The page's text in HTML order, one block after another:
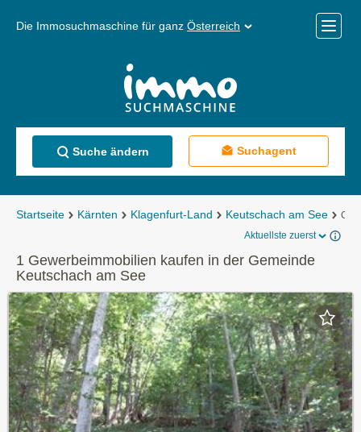
Die Immosuchmaschine für ganz Österreich
Menü
Suche ändern Suchagent
Startseite Kärnten Klagenfurt-Land Keutschach am See
Aktuellste zuerst
1 Gewerbeimmobilien kaufen in der Gemeinde
Keutschach am See